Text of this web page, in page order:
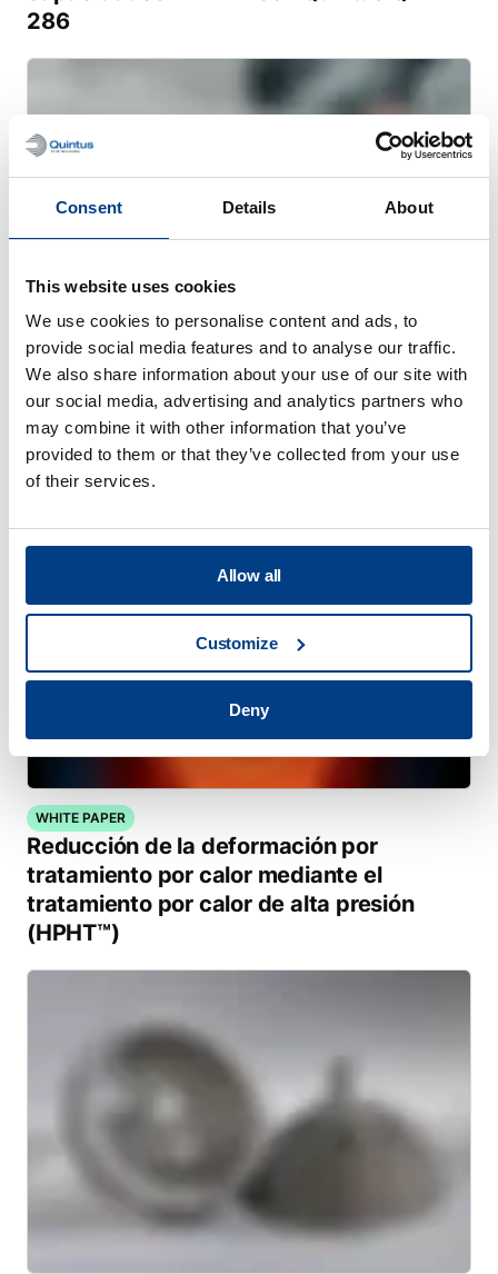
Consent Details About
This website uses cookies
We use cookies to personalise content and ads, to
provide social media features and to analyse our traffic.
We also share information about your use of our site with
our social media, advertising and analytics partners who
may combine it with other information that you’ve
provided to them or that they’ve collected from your use
of their services.
Allow all
Customize
Deny
286
WEBINAR
Prensado isostático en caliente (HIP)
para metal AM
WHITE PAPER
Reducción de la deformación por
tratamiento por calor mediante el
tratamiento por calor de alta presión
(HPHT™)